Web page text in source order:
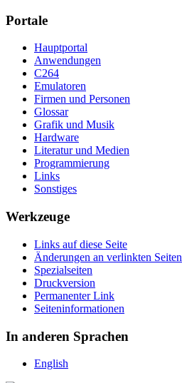
Portale
Hauptportal
Anwendungen
C264
Emulatoren
Firmen und Personen
Glossar
Grafik und Musik
Hardware
Literatur und Medien
Programmierung
Links
Sonstiges
Werkzeuge
Links auf diese Seite
Änderungen an verlinkten Seiten
Spezialseiten
Druckversion
Permanenter Link
Seiten­­informationen
In anderen Sprachen
English